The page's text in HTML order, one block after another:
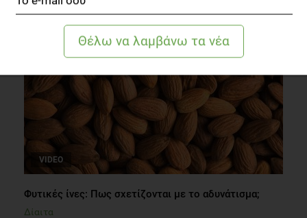
2 λεπτά να διαβαστεί
VIDEO
Φυτικές ίνες: Πως σχετίζονται με το αδυνάτισμα;
Δίαιτα